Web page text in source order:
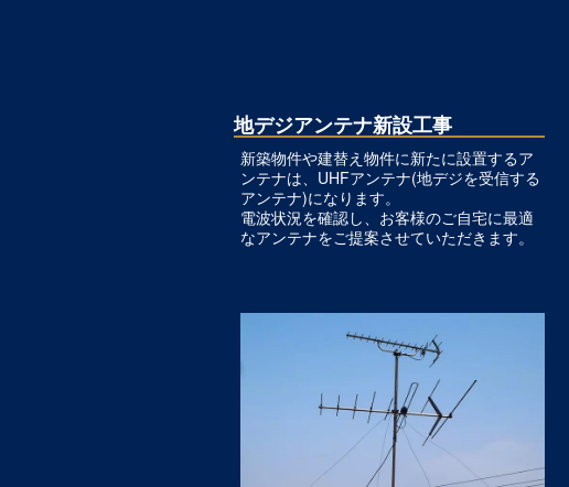
地デジアンテナ新設工事
新築物件や建替え物件に新たに設置するア
ンテナは、UHFアンテナ(地デジを受信する
アンテナ)になります。
電波状況を確認し、お客様のご自宅に最適
なアンテナをご提案させていただきます。